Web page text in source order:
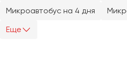
Микроавтобус на 4 дня
Еще